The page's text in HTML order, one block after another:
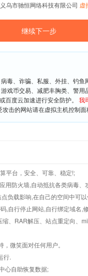
乌市驰恒网络科技有限公司 虚
毒、诈骗、私服、外挂、钓
戏币交易、减肥丰胸类、警
百度云加速进行安全防护。 我
击的网站请在虚拟主机控制
平台，安全、可靠、稳定!;
用防火墙,自动抵抗各类病毒、
负载影响,在自己的空间中可
,自行停止网站,自行绑定域名,
、RAR解压、站点重定向、
微笑面对任何用户。
行.
心自助恢复数据;